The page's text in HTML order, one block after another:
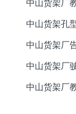
中山货架厂
中山货架孔
中山货架厂
中山货架厂
中山货架厂